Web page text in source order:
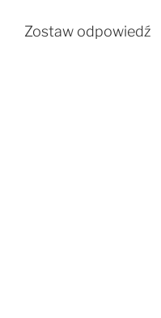
Zostaw odpowiedź